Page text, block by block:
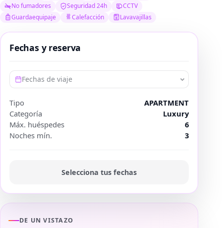
No fumadores
Seguridad 24h
CCTV
Guardaequipaje
Calefacción Lavavajillas
DE UN VISTAZO
Fechas y reserva
Fechas de viaje
Tipo
APARTMENT
Categoría
Luxury
Máx. huéspedes
6
Noches mín.
3
Selecciona tus fechas